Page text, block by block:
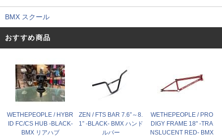
BMX スクール
おすすめ商品
WETHEPEOPLE / HYBR
ID FC/CS HUB -BLACK-
BMX リアハブ
ZEN / FTS BAR 7.6”～8.
1” -BLACK- BMX ハンド
ルバー
WETHEPEOPLE / PRO
DIGY FRAME 18" -TRA
NSLUCENT RED- BMX